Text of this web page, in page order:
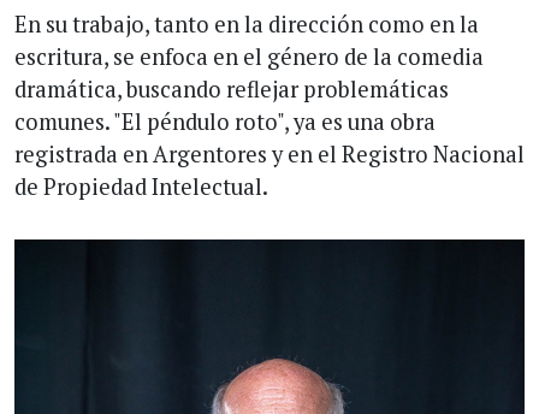
En su trabajo, tanto en la dirección como en la
escritura, se enfoca en el género de la comedia
dramática, buscando reflejar problemáticas
comunes. "El péndulo roto", ya es una obra
registrada en Argentores y en el Registro Nacional
de Propiedad Intelectual.